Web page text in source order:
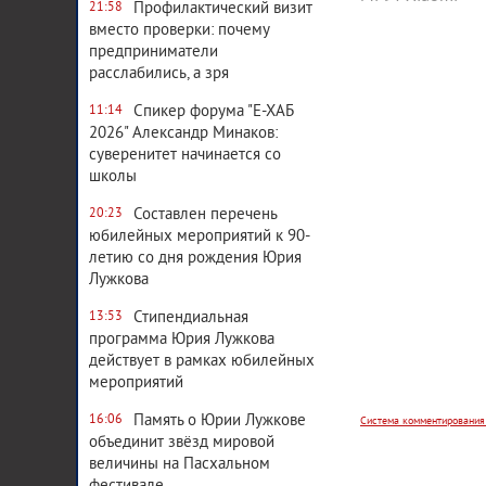
21:58
Профилактический визит
вместо проверки: почему
предприниматели
расслабились, а зря
11:14
Спикер форума "Е-ХАБ
2026" Александр Минаков:
суверенитет начинается со
школы
20:23
Составлен перечень
юбилейных мероприятий к 90-
летию со дня рождения Юрия
Лужкова
13:53
Стипендиальная
программа Юрия Лужкова
действует в рамках юбилейных
мероприятий
16:06
Память о Юрии Лужкове
объединит звёзд мировой
величины на Пасхальном